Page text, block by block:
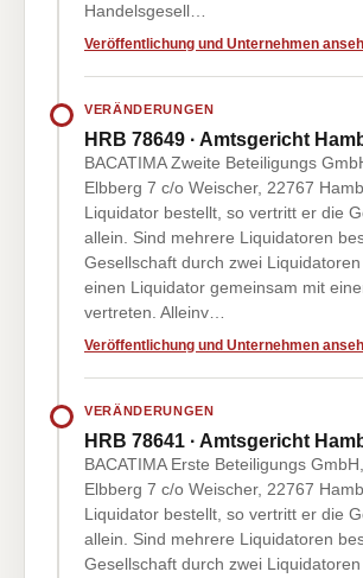
Handelsgesell…
Veröffentlichung und Unternehmen
VERÄNDERUNGEN
HRB 78649 · Amtsgericht
BACATIMA Zweite Beteiligungs
Elbberg 7 c/o Weischer, 22767
Liquidator bestellt, so vertritt er die
allein. Sind mehrere Liquidatoren
Gesellschaft durch zwei
einen Liquidator gemeinsam mit
vertreten. Alleinv…
Veröffentlichung und Unternehmen
VERÄNDERUNGEN
HRB 78641 · Amtsgericht
BACATIMA Erste Beteiligungs
Elbberg 7 c/o Weischer, 22767
Liquidator bestellt, so vertritt er die
allein. Sind mehrere Liquidatoren
Gesellschaft durch zwei